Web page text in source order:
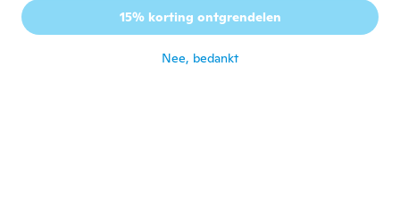
Lid geworden van 2018 · 1 beoordelingen
15% korting ontgrendelen
Nee, bedankt